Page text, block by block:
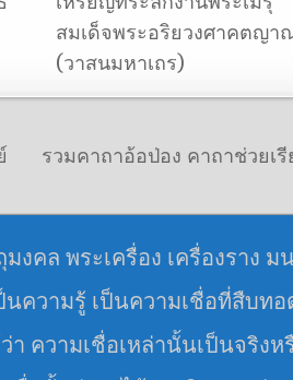
สมเด็จพระอริยวงศาคตญา
(วาสนมหาเถร)
รวมคาถาอ้อป่อง คาถาช่วย
คล พระเครื่อง เครื่องราง
นความรู้ เป็นความเชื่อที่สืบท
า ความเชื่อเหล่านั้นเป็นจริงห